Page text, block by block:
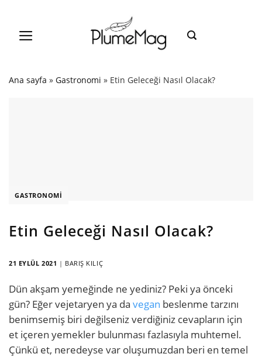
content
Ana sayfa » Gastronomi » Etin Geleceği Nasıl Olacak?
GASTRONOMI
Etin Geleceği Nasıl Olacak?
21 EYLÜL 2021 | BARIŞ KILIÇ
Dün akşam yemeğinde ne yediniz? Peki ya önceki
gün? Eğer vejetaryen ya da vegan beslenme tarzını
benimsemiş biri değilseniz verdiğiniz cevapların için
et içeren yemekler bulunması fazlasıyla muhtemel.
Çünkü et, neredeyse var oluşumuzdan beri en temel